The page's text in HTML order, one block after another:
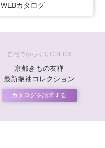
WEBカタログ
自宅でゆっくりCHECK
京都きもの友禅
最新振袖コレクション
カタログを請求する